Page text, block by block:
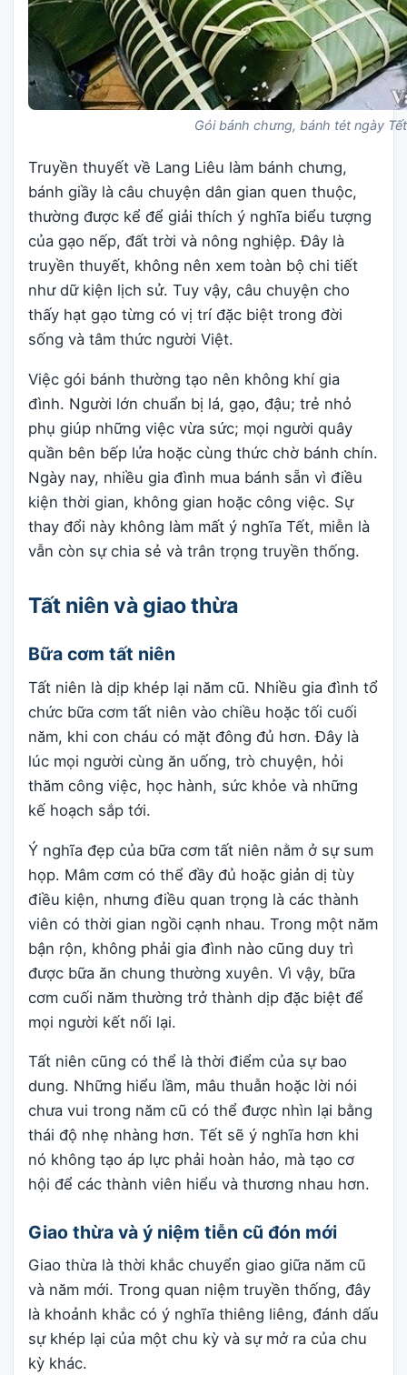
Gói bánh chưng, bánh tét ngày Tết
Truyền thuyết về Lang Liêu làm bánh chưng,
bánh giầy là câu chuyện dân gian quen thuộc,
thường được kể để giải thích ý nghĩa biểu tượng
của gạo nếp, đất trời và nông nghiệp. Đây là
truyền thuyết, không nên xem toàn bộ chi tiết
như dữ kiện lịch sử. Tuy vậy, câu chuyện cho
thấy hạt gạo từng có vị trí đặc biệt trong đời
sống và tâm thức người Việt.
Việc gói bánh thường tạo nên không khí gia
đình. Người lớn chuẩn bị lá, gạo, đậu; trẻ nhỏ
phụ giúp những việc vừa sức; mọi người quây
quần bên bếp lửa hoặc cùng thức chờ bánh chín.
Ngày nay, nhiều gia đình mua bánh sẵn vì điều
kiện thời gian, không gian hoặc công việc. Sự
thay đổi này không làm mất ý nghĩa Tết, miễn là
vẫn còn sự chia sẻ và trân trọng truyền thống.
Tất niên và giao thừa
Bữa cơm tất niên
Tất niên là dịp khép lại năm cũ. Nhiều gia đình tổ
chức bữa cơm tất niên vào chiều hoặc tối cuối
năm, khi con cháu có mặt đông đủ hơn. Đây là
lúc mọi người cùng ăn uống, trò chuyện, hỏi
thăm công việc, học hành, sức khỏe và những
kế hoạch sắp tới.
Ý nghĩa đẹp của bữa cơm tất niên nằm ở sự sum
họp. Mâm cơm có thể đầy đủ hoặc giản dị tùy
điều kiện, nhưng điều quan trọng là các thành
viên có thời gian ngồi cạnh nhau. Trong một năm
bận rộn, không phải gia đình nào cũng duy trì
được bữa ăn chung thường xuyên. Vì vậy, bữa
cơm cuối năm thường trở thành dịp đặc biệt để
mọi người kết nối lại.
Tất niên cũng có thể là thời điểm của sự bao
dung. Những hiểu lầm, mâu thuẫn hoặc lời nói
chưa vui trong năm cũ có thể được nhìn lại bằng
thái độ nhẹ nhàng hơn. Tết sẽ ý nghĩa hơn khi
nó không tạo áp lực phải hoàn hảo, mà tạo cơ
hội để các thành viên hiểu và thương nhau hơn.
Giao thừa và ý niệm tiễn cũ đón mới
Giao thừa là thời khắc chuyển giao giữa năm cũ
và năm mới. Trong quan niệm truyền thống, đây
là khoảnh khắc có ý nghĩa thiêng liêng, đánh dấu
sự khép lại của một chu kỳ và sự mở ra của chu
kỳ khác.